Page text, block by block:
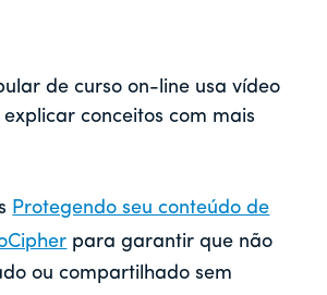
de curso on-line usa vídeo
conceitos com mais
Protegendo seu conteúdo de
para garantir que não
ou compartilhado sem